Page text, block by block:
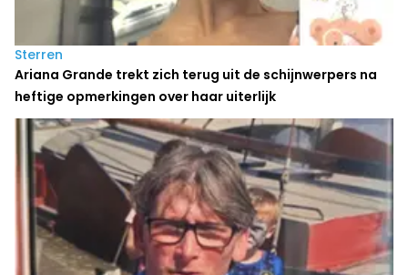
Sterren
Ariana Grande trekt zich terug uit de schijnwerpers na
heftige opmerkingen over haar uiterlijk